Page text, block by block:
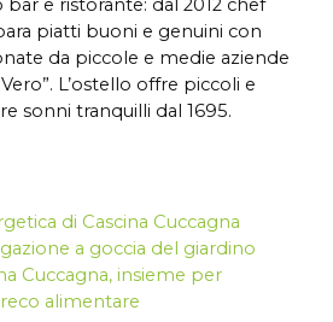
bar e ristorante: dal 2012 chef
piatti buoni e genuini con
da piccole e medie aziende
L’ostello offre piccoli e
sonni tranquilli dal 1695.
di Cascina Cuccagna
a goccia del giardino
Cuccagna, insieme per
alimentare